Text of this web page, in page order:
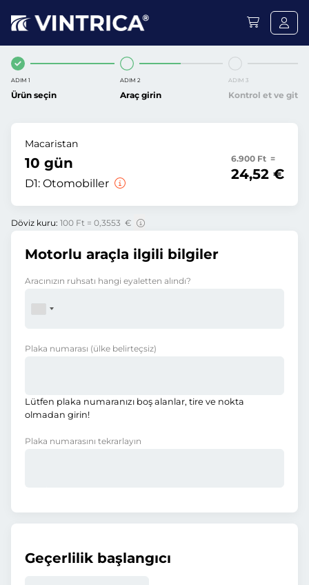
ADIM 1
Ürün seçin
ADIM 2
Araç girin
ADIM 3
Kontrol et ve git
Macaristan
10 gün
D1: Otomobiller
6.900 Ft =
24,52 €
Döviz kuru: 100 Ft = 0,3553 €
Motorlu araçla ilgili bilgiler
Aracınızın ruhsatı hangi eyaletten alındı?
Plaka numarası (ülke belirteçsiz)
Lütfen plaka numaranızı boş alanlar, tire ve nokta
olmadan girin!
Plaka numarasını tekrarlayın
Geçerlilik başlangıcı